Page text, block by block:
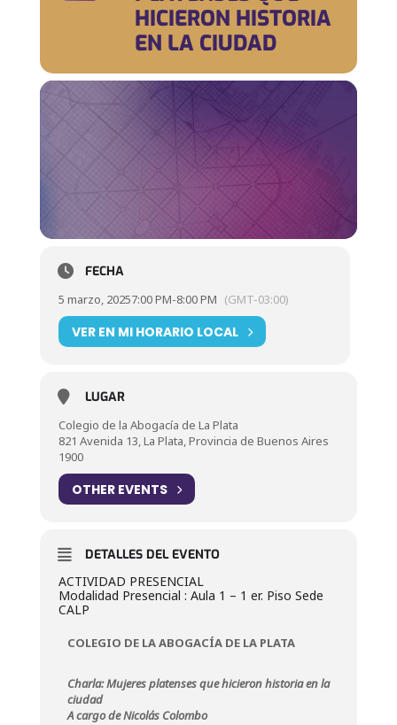
HICIERON HISTORIA
EN LA CIUDAD
FECHA
5 marzo, 20257:00 PM-8:00 PM (GMT-03:00)
VER EN MI HORARIO LOCAL
LUGAR
Colegio de la Abogacía de La Plata
821 Avenida 13, La Plata, Provincia de Buenos Aires
1900
OTHER EVENTS
DETALLES DEL EVENTO
ACTIVIDAD PRESENCIAL
Modalidad Presencial : Aula 1 – 1 er. Piso Sede
CALP
COLEGIO DE LA ABOGACÍA DE LA PLATA
Charla: Mujeres platenses que hicieron historia en la
ciudad
A cargo de Nicolás Colombo